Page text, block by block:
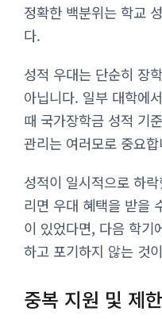
정확한 백분위는 학교
다.
성적 우대는 단순히 장
아닙니다. 일부 대학에
때 국가장학금 성적 기
관리는 여러모로 중요
성적이 일시적으로 하
리면 우대 혜택을 받을
이 있었다면, 다음 학기
하고 포기하지 않는 것
중복 지원 및 제